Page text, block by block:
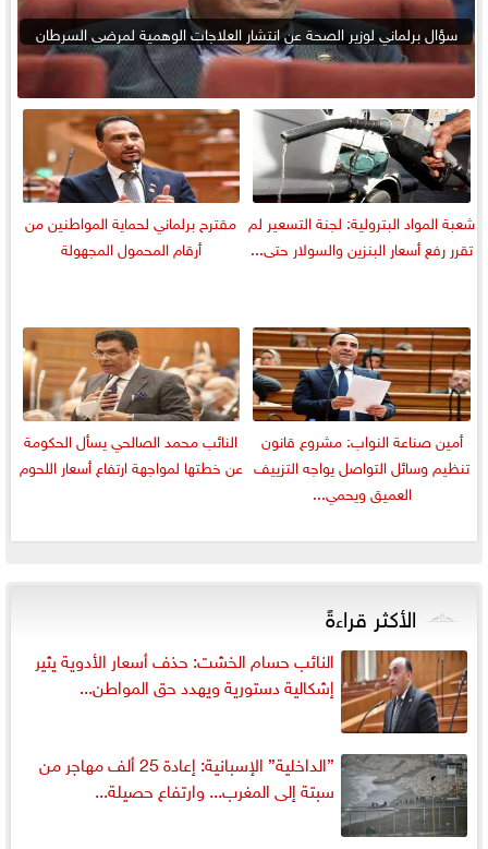
سؤال برلماني لوزير الصحة عن انتشار العلاجات الوهمية لمرضى السرطان
شعبة المواد البترولية: لجنة التسعير لم
تقرر رفع أسعار البنزين والسولار حتى...
مقترح برلماني لحماية المواطنين من
أرقام المحمول المجهولة
أمين صناعة النواب: مشروع قانون
تنظيم وسائل التواصل يواجه التزييف
العميق ويحمي...
النائب محمد الصالحي يسأل الحكومة
عن خطتها لمواجهة ارتفاع أسعار اللحوم
الأكثر قراءةً
النائب حسام الخشت: حذف أسعار الأدوية يثير
إشكالية دستورية ويهدد حق المواطن...
”الداخلية” الإسبانية: إعادة 25 ألف مهاجر من
سبتة إلى المغرب... وارتفاع حصيلة...